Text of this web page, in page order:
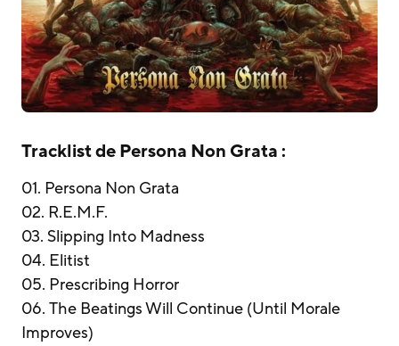
Tracklist de Persona Non Grata :
01. Persona Non Grata
02. R.E.M.F.
03. Slipping Into Madness
04. Elitist
05. Prescribing Horror
06. The Beatings Will Continue (Until Morale
Improves)